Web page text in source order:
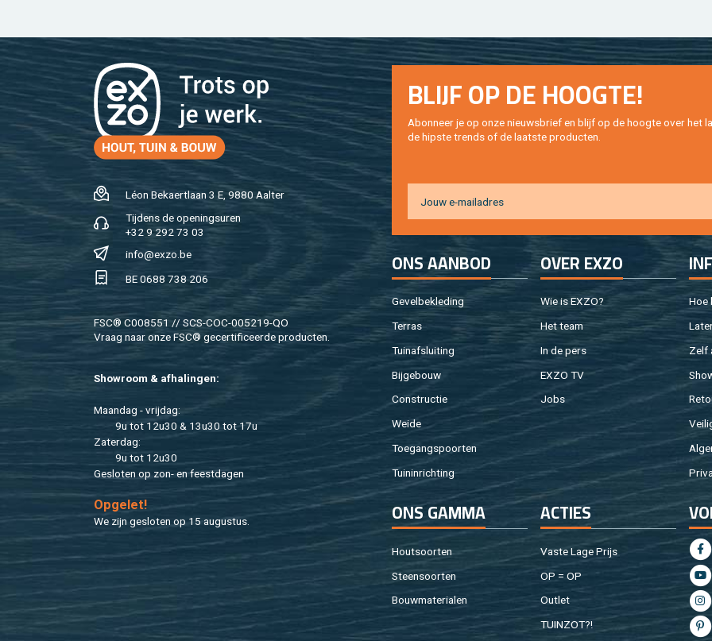
Léon Be­kaert­laan 3 E, 9880 Aal­ter
Tij­dens de ope­nings­uren
+32 9 292 73 03
info@​exzo.​be
BE 0688 738 206
FSC® C008551 // SCS-COC-005219-QO
Vraag naar onze FSC® ge­cer­ti­fi­ceer­de pro­duc­ten.
Show­room & af­ha­lin­gen:
Maan­dag - vrij­dag:
9u tot 12u30 & 13u30 tot 17u
Za­ter­dag:
9u tot 12u30
Ge­slo­ten op zon- en feest­da­gen
Op­ge­let!
We zijn ge­slo­ten op 15 au­gus­tus.
BLIJF OP DE HOOG­TE!
Abon­neer je op onze nieuws­brief en blijf op de hoog­te over het
de hip­s­te trends of de laat­ste pro­duc­ten.
ONS AAN­BOD
Ge­vel­be­kle­ding
Ter­ras
Tuin­af­slui­ting
Bij­ge­bouw
Con­struc­tie
Weide
Toe­gangs­poor­ten
Tuin­in­rich­ting
OVER EXZO
Wie is EXZO?
Het team
In de pers
EXZO TV
Jobs
Hoe
Zelf
ONS GAMMA
Hout­soor­ten
Steen­soor­ten
Bouw­ma­te­ri­a­len
AC­TIES
Vaste Lage Prijs
OP = OP
Out­let
TUIN­ZOT?!